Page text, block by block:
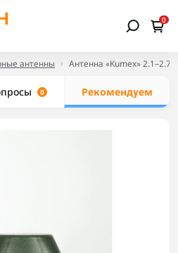
0
антенны Антенна «Kumex» 2.1–2.7
0 Рекомендуем